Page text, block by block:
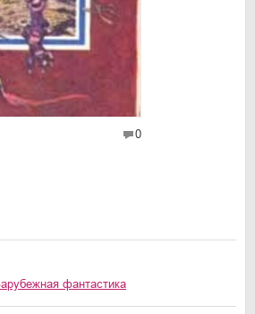
0
зарубежная фантастика